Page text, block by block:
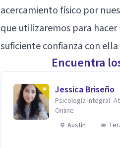
acercamiento físico por
que utilizaremos para
suficiente confianza con
Encuentra
Jessica Briseño
Psicología Integral -
Online
Austin